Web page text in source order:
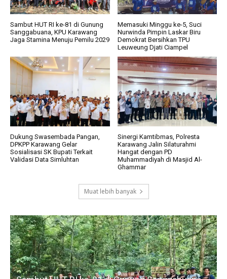
Sambut HUT RI ke-81 di Gunung
Sanggabuana, KPU Karawang
Jaga Stamina Menuju Pemilu 2029
Memasuki Minggu ke-5, Suci
Nurwinda Pimpin Laskar Biru
Demokrat Bersihkan TPU
Leuweung Djati Ciampel
Dukung Swasembada Pangan,
DPKPP Karawang Gelar
Sosialisasi SK Bupati Terkait
Validasi Data Simluhtan
Sinergi Kamtibmas, Polresta
Karawang Jalin Silaturahmi
Hangat dengan PD
Muhammadiyah di Masjid Al-
Ghammar
Muat lebih banyak